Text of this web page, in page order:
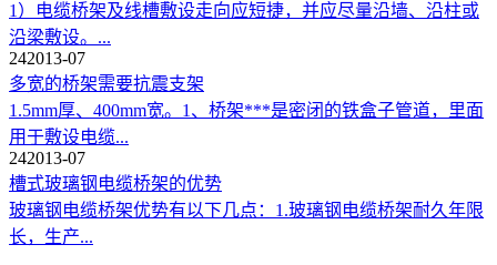
1）电缆桥架及线槽敷设走向应短捷，并应尽量沿墙、沿柱或
沿梁敷设。...
242013-07
多宽的桥架需要抗震支架
1.5mm厚、400mm宽。1、桥架***是密闭的铁盒子管道，里面
用于敷设电缆...
242013-07
槽式玻璃钢电缆桥架的优势
玻璃钢电缆桥架优势有以下几点：1.玻璃钢电缆桥架耐久年限
长，生产...